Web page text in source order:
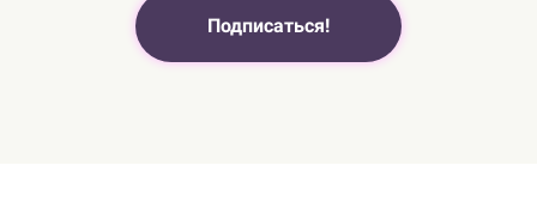
Подписаться!